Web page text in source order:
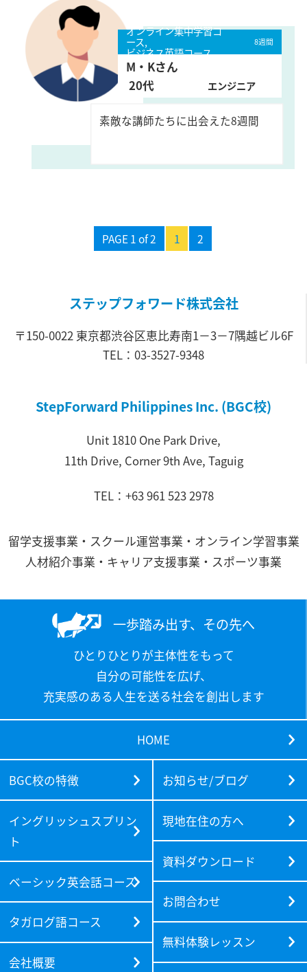
オンライン集中学習コ
ース,
ビジネス英語コース
8週間
M・Kさん
20代
エンジニア
素敵な講師たちに出会えた8週間
PAGE 1 of 2 1 2
ステップフォワード株式会社
〒150-0022 東京都渋谷区恵比寿南1－3－7隅越ビル6F
TEL：03-3527-9348
StepForward Philippines Inc. (BGC校)
Unit 1810 One Park Drive,
11th Drive, Corner 9th Ave, Taguig
TEL：+63 961 523 2978
留学支援事業・スクール運営事業・オンライン学習事業
人材紹介事業・キャリア支援事業・スポーツ事業
一歩踏み出す、その先へ
ひとりひとりが主体性をもって
自分の可能性を広げ、
充実感のある人生を送る社会を創出します
HOME
BGC校の特徴
イングリッシュスプリン
ト
ベーシック英会話コース
タガログ語コース
会社概要
お知らせ/ブログ
現地在住の方へ
資料ダウンロード
お問合わせ
無料体験レッスン